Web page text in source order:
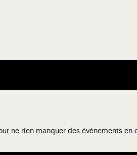
ne rien manquer des événements en